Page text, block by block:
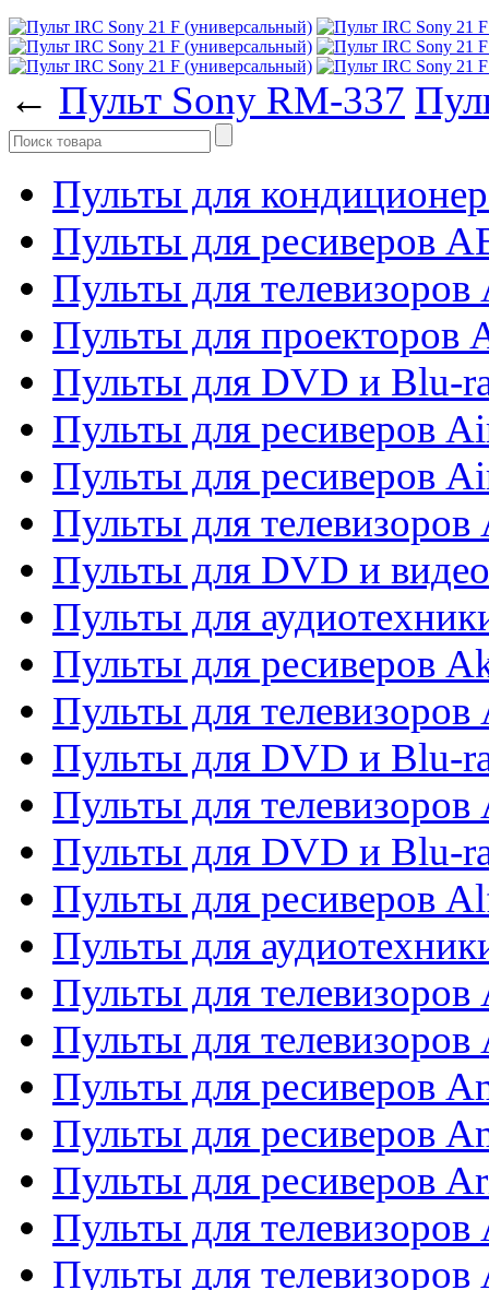
← Пульт Sony RM-337
Пульты для
Пульты для ресиверов
Пульты для телевизоров
Пульты для проекторов
Пульты для DVD и Blu-
Пульты для ресиверов
Пульты для ресиверов
Пульты для телевизоров
Пульты для DVD и
Пульты для
Пульты для ресиверов
Пульты для телевизоров
Пульты для DVD и Blu-
Пульты для
Пульты для DVD и Blu-
Пульты для ресиверов
Пульты для
Пульты для
Пульты для
Пульты для ресиверов
Пульты для ресиверов
Пульты для ресиверов
Пульты для
Пульты для телевизоров